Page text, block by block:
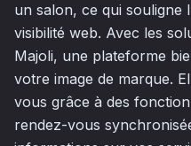
un salon, ce qui
visibilité web. Avec les
Majoli, une plateforme
votre image de marque.
vous grâce à des
rendez-vous